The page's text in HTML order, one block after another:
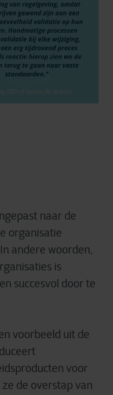
naar de
organisatie
andere woorden,
is
succesvol door te
voorbeeld uit de
voor
de overstap van